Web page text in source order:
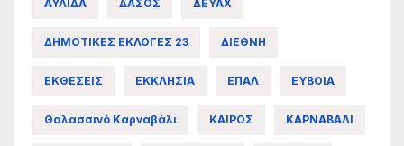
ΑΥΛΙΔΑ ΔΑΣΟΣ ΔΕΥΑΧ
ΔΗΜΟΤΙΚΕΣ ΕΚΛΟΓΕΣ 23 ΔΙΕΘΝΗ
ΕΚΘΕΣΕΙΣ ΕΚΚΛΗΣΙΑ ΕΠΑΛ ΕΥΒΟΙΑ
Θαλασσινό Καρναβάλι ΚΑΙΡΟΣ ΚΑΡΝΑΒΑΛΙ